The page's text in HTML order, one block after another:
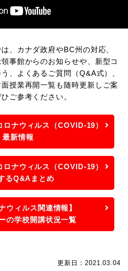
、カナダ政府やBC州の対応、
事館からのお知らせや、新型コ
、よくあるご質問（Q&A式）、
授業再開一覧も随時更新しご案
ご参考ください。
ロナウィルス（COVID-19）
最新情報
ロナウィルス（COVID-19）
るQ&Aまとめ
ウィルス関連情報】
の学校開講状況一覧
更新日：2021.03.04